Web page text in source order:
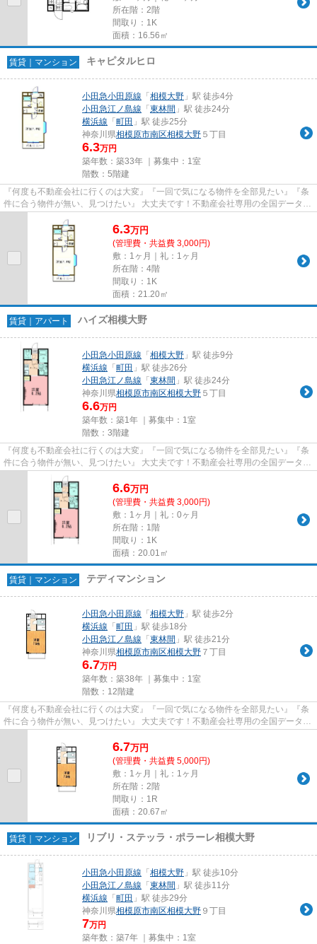
所在階：2階
間取り：1K
面積：16.56㎡
賃貸｜マンション キャピタルヒロ
小田急小田原線 「 相模大野 」駅 徒歩4分
小田急江ノ島線 「 東林間 」駅 徒歩24分
横浜線 「 町田 」駅 徒歩25分
神奈川県相模原市南区相模大野 ５丁目
6.3万円
築年数：築33年 ｜募集中： 1室
階数：5階建
『何度も不動産会社に行くのは大変』『一回で気になる物件を全部見たい』『条
件に合う物件が無い、見つけたい』 大丈夫です！不動産会社専用の全国データベ
6.3万円
(管理費・共益費 3,000円)
敷：1ヶ月｜礼：1ヶ月
所在階：4階
間取り：1K
面積：21.20㎡
賃貸｜アパート ハイズ相模大野
小田急小田原線 「 相模大野 」駅 徒歩9分
横浜線 「 町田 」駅 徒歩26分
小田急江ノ島線 「 東林間 」駅 徒歩24分
神奈川県相模原市南区相模大野 ５丁目
6.6万円
築年数：築1年 ｜募集中： 1室
階数：3階建
『何度も不動産会社に行くのは大変』『一回で気になる物件を全部見たい』『条
件に合う物件が無い、見つけたい』 大丈夫です！不動産会社専用の全国データベ
ースを利用して、エリアを問...
6.6万円
(管理費・共益費 3,000円)
敷：1ヶ月｜礼：0ヶ月
所在階：1階
間取り：1K
面積：20.01㎡
賃貸｜マンション テディマンション
小田急小田原線 「 相模大野 」駅 徒歩2分
横浜線 「 町田 」駅 徒歩18分
小田急江ノ島線 「 東林間 」駅 徒歩21分
神奈川県相模原市南区相模大野 ７丁目
6.7万円
築年数：築38年 ｜募集中： 1室
階数：12階建
『何度も不動産会社に行くのは大変』『一回で気になる物件を全部見たい』『条
件に合う物件が無い、見つけたい』 大丈夫です！不動産会社専用の全国データベ
6.7万円
(管理費・共益費 5,000円)
敷：1ヶ月｜礼：1ヶ月
所在階：2階
間取り：1R
面積：20.67㎡
賃貸｜マンション リブリ・ステッラ・ポラーレ相模大野
小田急小田原線 「 相模大野 」駅 徒歩10分
小田急江ノ島線 「 東林間 」駅 徒歩11分
横浜線 「 町田 」駅 徒歩29分
神奈川県相模原市南区相模大野 ９丁目
7万円
築年数：築7年 ｜募集中： 1室